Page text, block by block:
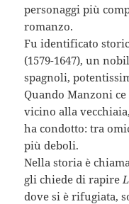
personaggi più
romanzo.
Fu identificato
(1579-1647), un
spagnoli,
Quando Manzoni
vicino alla
ha condotto: tra
più deboli.
Nella storia è
gli chiede di rapire
dove si è rifugiata,